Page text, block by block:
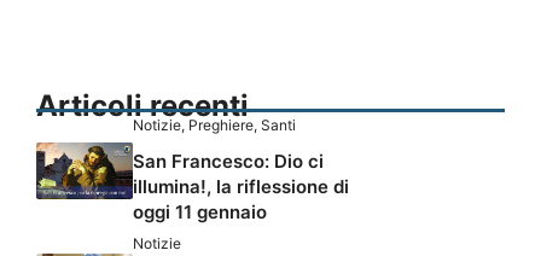
Articoli recenti
Notizie, Preghiere, Santi
San Francesco: Dio ci
illumina!, la riflessione di
oggi 11 gennaio
Notizie